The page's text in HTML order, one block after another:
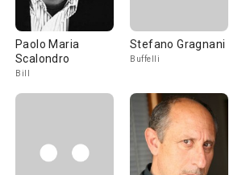
Paolo Maria
Scalondro
Bill
Stefano Gragnani
Buffelli